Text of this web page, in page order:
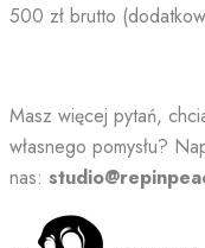
500 zł brutto
Masz więcej pytań,
własnego pomysłu?
nas: